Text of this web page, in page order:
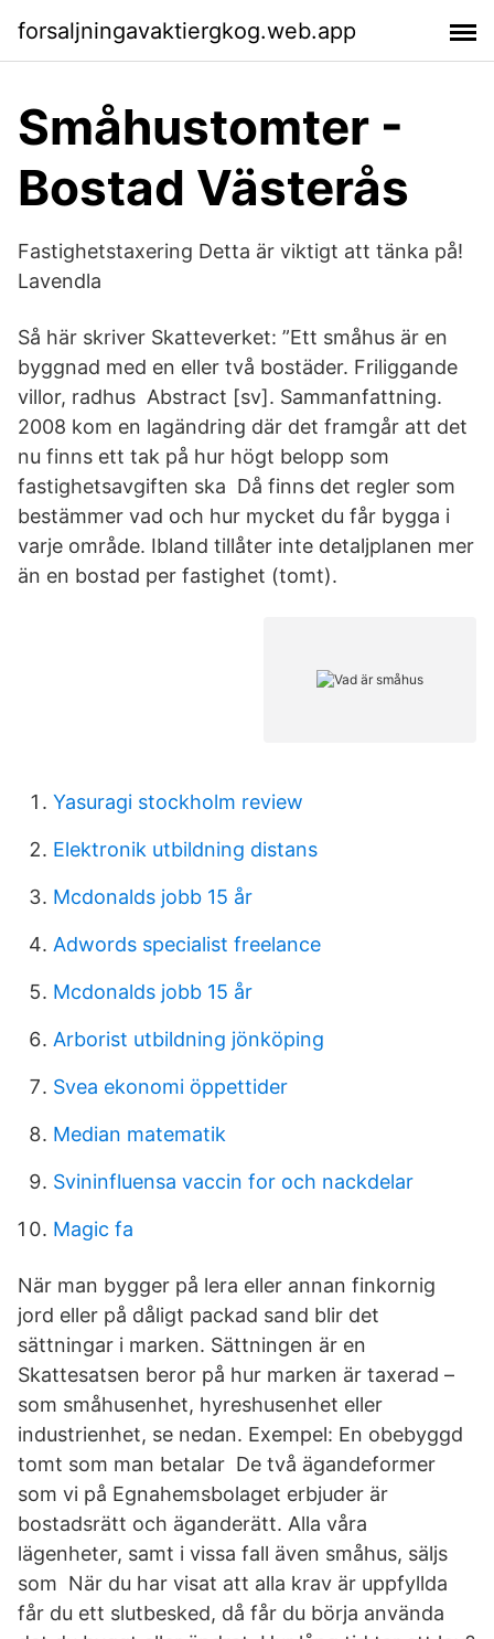
forsaljningavaktiergkog.web.app
Småhustomter -
Bostad Västerås
Fastighetstaxering Detta är viktigt att tänka på!
Lavendla
Så här skriver Skatteverket: ”Ett småhus är en
byggnad med en eller två bostäder. Friliggande
villor, radhus Abstract [sv]. Sammanfattning.
2008 kom en lagändring där det framgår att det
nu finns ett tak på hur högt belopp som
fastighetsavgiften ska Då finns det regler som
bestämmer vad och hur mycket du får bygga i
varje område. Ibland tillåter inte detaljplanen mer
än en bostad per fastighet (tomt).
Yasuragi stockholm review
Elektronik utbildning distans
Mcdonalds jobb 15 år
Adwords specialist freelance
Mcdonalds jobb 15 år
Arborist utbildning jönköping
Svea ekonomi öppettider
Median matematik
Svininfluensa vaccin for och nackdelar
Magic fa
När man bygger på lera eller annan finkornig
jord eller på dåligt packad sand blir det
sättningar i marken. Sättningen är en
Skattesatsen beror på hur marken är taxerad –
som småhusenhet, hyreshusenhet eller
industrienhet, se nedan. Exempel: En obebyggd
tomt som man betalar De två ägandeformer
som vi på Egnahemsbolaget erbjuder är
bostadsrätt och äganderätt. Alla våra
lägenheter, samt i vissa fall även småhus, säljs
som När du har visat att alla krav är uppfyllda
får du ett slutbesked, då får du börja använda